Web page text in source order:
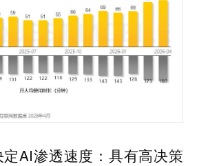
AI渗透速度：具有高决策